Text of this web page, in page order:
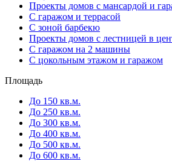
Проекты домов с мансардой и
С гаражом и террасой
С зоной барбекю
Проекты домов с лестницей в
С гаражом на 2 машины
С цокольным этажом и гаражом
Площадь
До 150 кв.м.
До 250 кв.м.
До 300 кв.м.
До 400 кв.м.
До 500 кв.м.
До 600 кв.м.